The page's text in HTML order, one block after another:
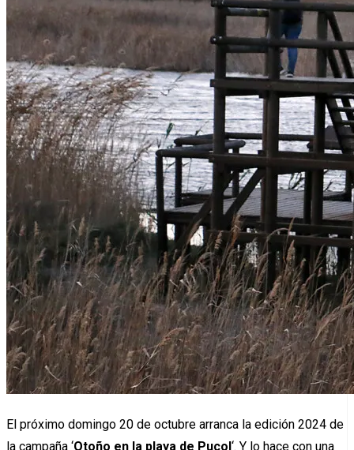
El próximo domingo 20 de octubre arranca la edición 2024 de
la campaña ‘Otoño en la playa de Puçol ‘. Y lo hace con una